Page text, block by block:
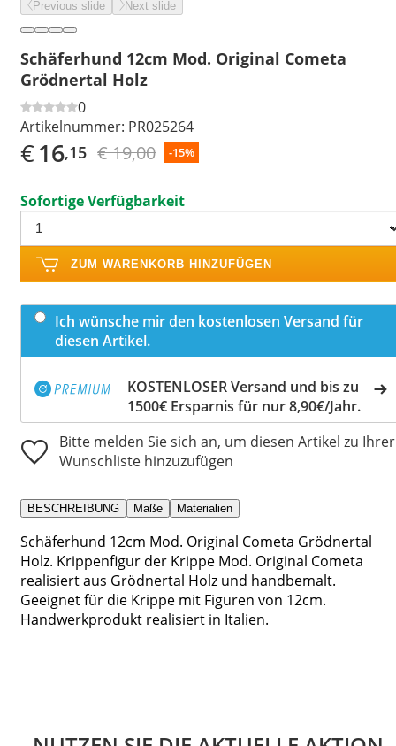
Previous slide Next slide
Schäferhund 12cm Mod. Original Cometa
Grödnertal Holz
0
Artikelnummer: PR025264
€16,15 € 19,00 -15%
Sofortige Verfügbarkeit
ZUM WARENKORB HINZUFÜGEN
Ich wünsche mir den kostenlosen Versand für
diesen Artikel.
KOSTENLOSER Versand und bis zu
1500€ Ersparnis für nur 8,90€/Jahr.
Bitte melden Sie sich an, um diesen Artikel zu Ihrer
Wunschliste hinzuzufügen
BESCHREIBUNG Maße Materialien
Schäferhund 12cm Mod. Original Cometa Grödnertal
Holz. Krippenfigur der Krippe Mod. Original Cometa
realisiert aus Grödnertal Holz und handbemalt.
Geeignet für die Krippe mit Figuren von 12cm.
Handwerkprodukt realisiert in Italien.